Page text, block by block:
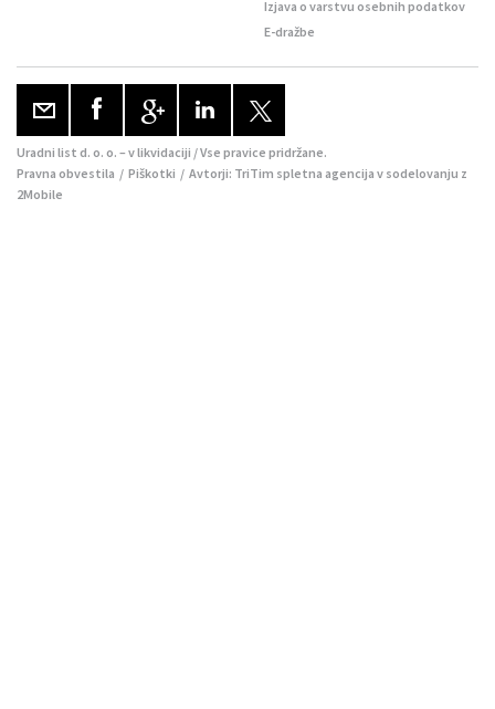
Izjava o varstvu osebnih podatkov
E-dražbe
Uradni list d. o. o. – v likvidaciji / Vse pravice pridržane.
Pravna obvestila / Piškotki / Avtorji: TriTim spletna agencija v sodelovanju z
2Mobile